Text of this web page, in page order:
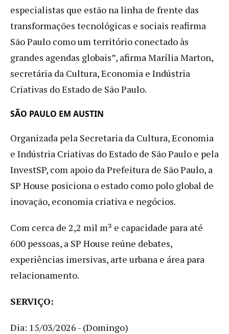
especialistas que estão na linha de frente das
transformações tecnológicas e sociais reafirma
São Paulo como um território conectado às
grandes agendas globais”, afirma Marília Marton,
secretária da Cultura, Economia e Indústria
Criativas do Estado de São Paulo.
SÃO PAULO EM AUSTIN
Organizada pela Secretaria da Cultura, Economia
e Indústria Criativas do Estado de São Paulo e pela
InvestSP, com apoio da Prefeitura de São Paulo, a
SP House posiciona o estado como polo global de
inovação, economia criativa e negócios.
Com cerca de 2,2 mil m² e capacidade para até
600 pessoas, a SP House reúne debates,
experiências imersivas, arte urbana e área para
relacionamento.
SERVIÇO:
Dia: 15/03/2026 - (Domingo)